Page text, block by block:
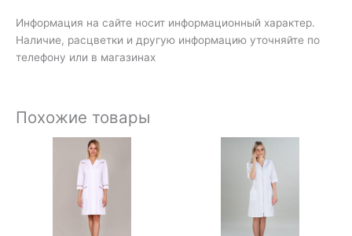
Информация на сайте носит информационный характер.
Наличие, расцветки и другую информацию уточняйте по
телефону или в магазинах
Похожие товары